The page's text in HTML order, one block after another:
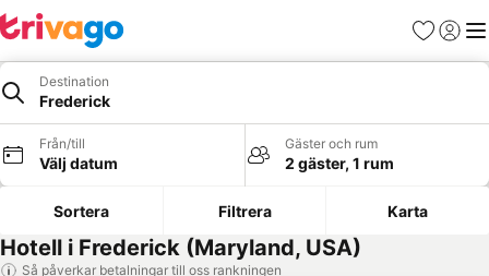
Favoriter
Logga
Destination
Frederick
Från/till
Välj datum
Gäster och rum
2 gäster, 1 rum
Sortera Filtrera Karta
Hotell i Frederick (Maryland, USA)
Så påverkar betalningar till oss rankningen